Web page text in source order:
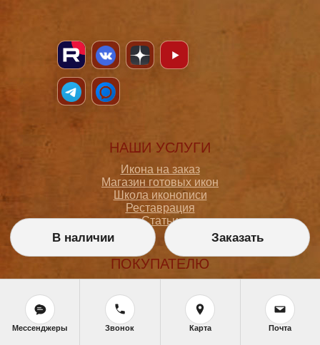
НАШИ УСЛУГИ
Икона на заказ
Магазин готовых икон
Школа иконописи
Реставрация
Статьи
ПОКУПАТЕЛЮ
Как сделать заказ
Доставка и оплата
Политика конфиденциальности
В наличии Заказать
Мессенджеры Звонок Карта Почта